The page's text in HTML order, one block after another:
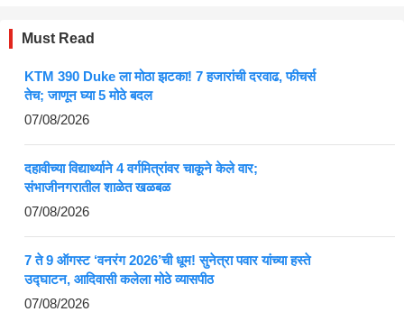
Must Read
KTM 390 Duke ला मोठा झटका! 7 हजारांची दरवाढ, फीचर्स
तेच; जाणून घ्या 5 मोठे बदल
07/08/2026
दहावीच्या विद्यार्थ्याने 4 वर्गमित्रांवर चाकूने केले वार;
संभाजीनगरातील शाळेत खळबळ
07/08/2026
7 ते 9 ऑगस्ट ‘वनरंग 2026’ची धूम! सुनेत्रा पवार यांच्या हस्ते
उद्घाटन, आदिवासी कलेला मोठे व्यासपीठ
07/08/2026